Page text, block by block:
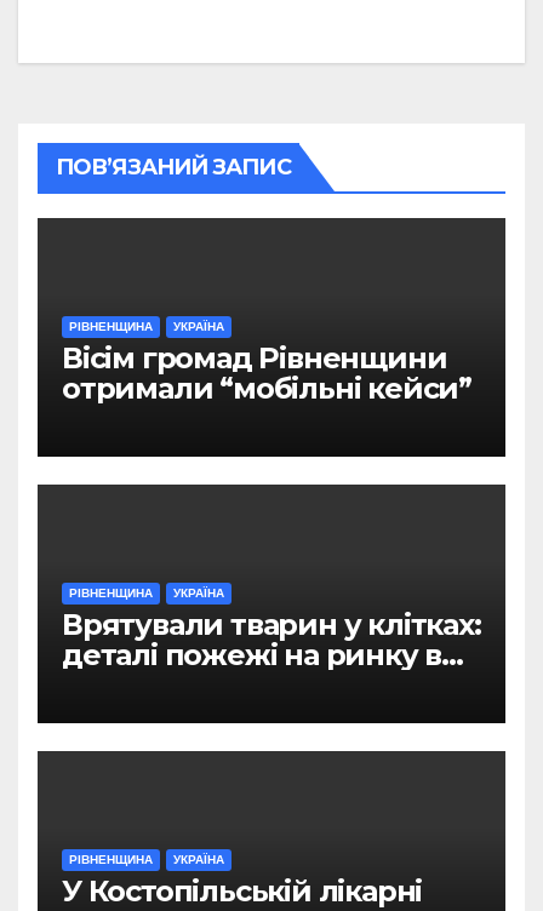
ПОВ’ЯЗАНИЙ ЗАПИС
РІВНЕНЩИНА УКРАЇНА
Вісім громад Рівненщини
отримали “мобільні кейси”
РІВНЕНЩИНА УКРАЇНА
Врятували тварин у клітках:
деталі пожежі на ринку в
РІВНЕНЩИНА УКРАЇНА
У Костопільській лікарні